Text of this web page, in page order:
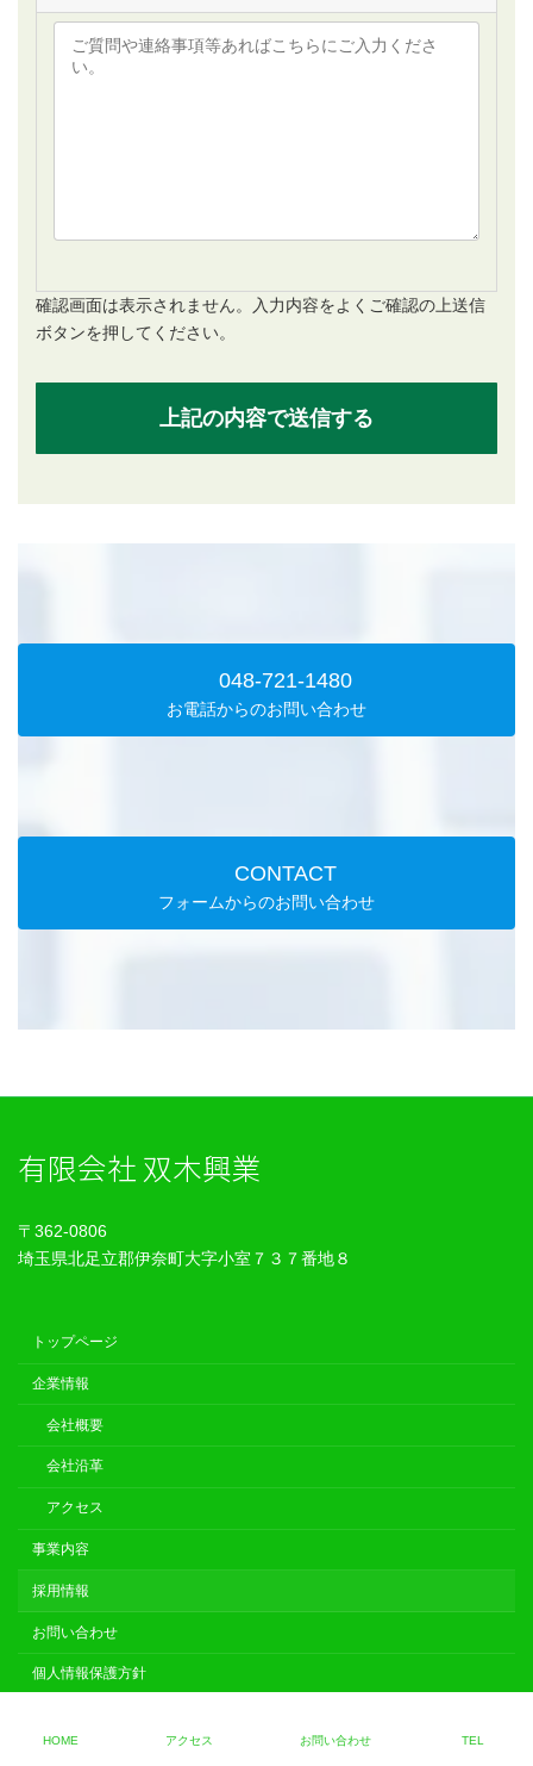
確認画面は表示されません。入力内容をよくご確認の上送信
ボタンを押してください。
048-721-1480
お電話からのお問い合わせ
CONTACT
フォームからのお問い合わせ
有限会社 双木興業
〒362-0806
埼玉県北足立郡伊奈町大字小室７３７番地８
トップページ
企業情報
会社概要
会社沿革
アクセス
事業内容
採用情報
お問い合わせ
個人情報保護方針
HOME アクセス お問い合わせ TEL